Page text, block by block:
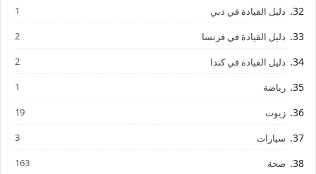
دليل القيادة في دبي 1
دليل القيادة في فرنسا 2
دليل القيادة في كندا 2
رياضة 1
زيوت 19
سيارات 3
صحة 163